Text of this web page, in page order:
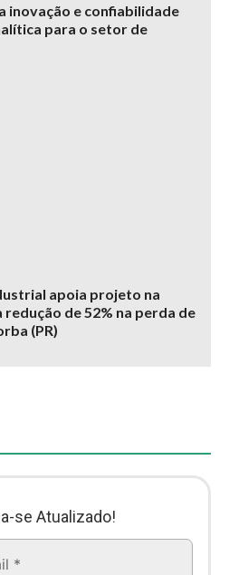
inovação e confiabilidade
para o setor de
apoia projeto na
de 52% na perda de
(PR)
se Atualizado!